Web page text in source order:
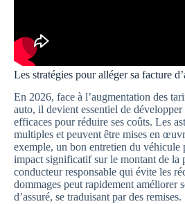
Les stratégies pour alléger sa facture
En 2026, face à l’augmentation des
auto, il devient essentiel de développer
efficaces pour réduire ses coûts. Les
multiples et peuvent être mises en
exemple, un bon entretien du véhicule
impact significatif sur le montant de la
conducteur responsable qui évite les
dommages peut rapidement améliorer
d’assuré, se traduisant par des remises.